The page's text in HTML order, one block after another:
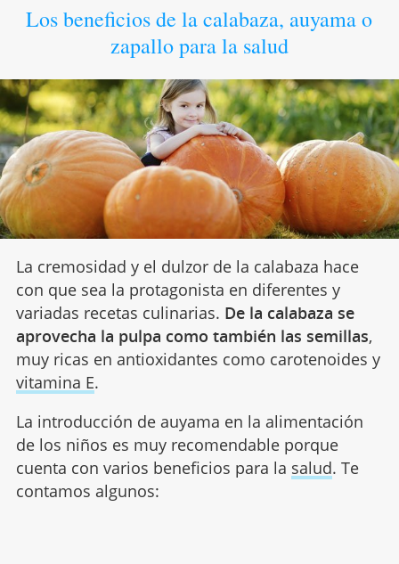
Los beneficios de la calabaza, auyama o
zapallo para la salud
La cremosidad y el dulzor de la calabaza hace
con que sea la protagonista en diferentes y
variadas recetas culinarias. De la calabaza se
aprovecha la pulpa como también las semillas,
muy ricas en antioxidantes como carotenoides y
vitamina E.
La introducción de auyama en la alimentación
de los niños es muy recomendable porque
cuenta con varios beneficios para la salud. Te
contamos algunos: